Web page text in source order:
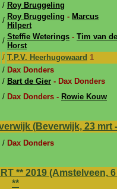
/ Roy Bruggeling
/ Roy Bruggeling - Marcus
Hilpert
/ Steffie Weterings - Tim van
Horst
/ T.P.V. Heerhugowaard 1
/ Dax Donders
/ Bart de Gier - Dax Donders
/ Dax Donders - Rowie Kouw
(Beverwijk, 23 mrt
/ Dax Donders
** 2019 (Amstelveen,
**